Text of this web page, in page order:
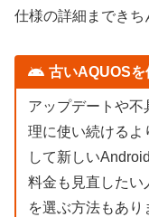
仕様の詳細まできち
古いAQUOS
アップデートや
理に使い続けるよ
して新しい
料金も見直したい
を選ぶ方法もあり